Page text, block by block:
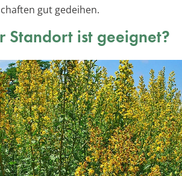
gut gedeihen.
Standort ist geeignet?